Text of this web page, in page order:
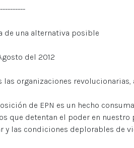
de una alternativa posible
del 2012
las organizaciones
de EPN es un hecho
que detentan el poder en
y las condiciones deplorables de